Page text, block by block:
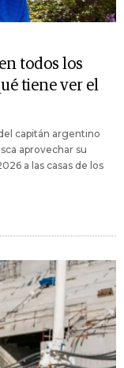
todos los
tiene ver el
capitán argentino
aprovechar su
a las casas de los